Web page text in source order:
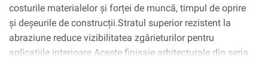
costurile materialelor și forței de muncă, timpul de oprire
și deșeurile de construcții.Stratul superior rezistent la
abraziune reduce vizibilitatea zgârieturilor pentru
aplicațiile interioare.Aceste finisaje arhitecturale din seria